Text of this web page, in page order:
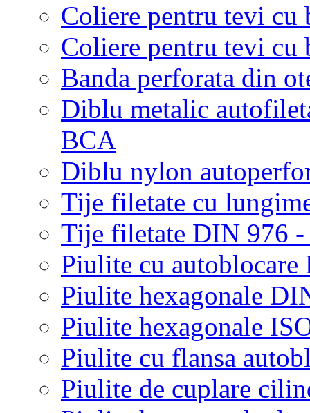
Coliere pentru tevi cu
Coliere pentru tevi cu
Banda perforata din
Diblu metalic
BCA
Diblu nylon
Tije filetate cu
Tije filetate DIN 976 -
Piulite cu autoblocare
Piulite hexagonale
Piulite hexagonale
Piulite cu flansa
Piulite de cuplare